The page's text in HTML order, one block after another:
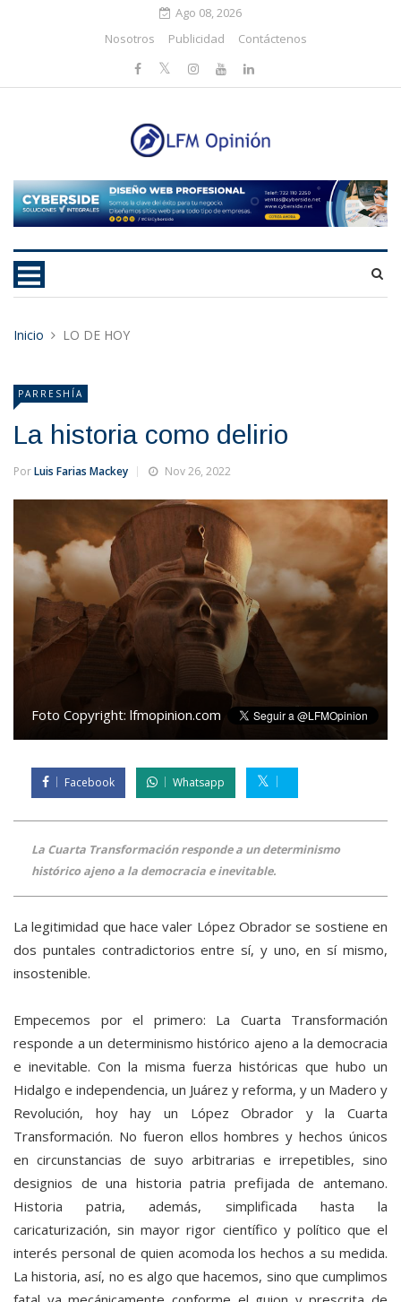
Ago 08, 2026
Nosotros
Publicidad Contáctenos
Inicio LO DE HOY
PARRESHÍA
La historia como delirio
PorLuis Farias Mackey Nov 26, 2022
Foto Copyright: lfmopinion.com
Facebook Whatsapp
La Cuarta Transformación responde a un determinismo
histórico ajeno a la democracia e inevitable.
La legitimidad que hace valer López Obrador se sostiene en
dos puntales contradictorios entre sí, y uno, en sí mismo,
insostenible.
Empecemos por el primero: La Cuarta Transformación
responde a un determinismo histórico ajeno a la democracia
e inevitable. Con la misma fuerza históricas que hubo un
Hidalgo e independencia, un Juárez y reforma, y un Madero y
Revolución, hoy hay un López Obrador y la Cuarta
Transformación. No fueron ellos hombres y hechos únicos
en circunstancias de suyo arbitrarias e irrepetibles, sino
designios de una historia patria prefijada de antemano.
Historia patria, además, simplificada hasta la
caricaturización, sin mayor rigor científico y político que el
interés personal de quien acomoda los hechos a su medida.
La historia, así, no es algo que hacemos, sino que cumplimos